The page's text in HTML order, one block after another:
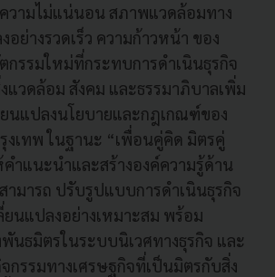
วามไม่แน่นอน สภาพแวดล้อมทาง
อย่างรวดเร็ว ความก้าวหน้า ของ
กรรมใหม่ที่กระทบการดำเนินธุรกิจ
แวดล้อม สังคม และธรรมาภิบาลเพิ่ม
ยนแปลงนโยบายและกฎเกณฑ์ของ
งเทพ ในฐานะ “เพื่อนคู่คิด มิตรคู่
ำแนะนำและสร้างองค์ความรู้ด้าน
ามารถ ปรับรูปแบบการดำเนินธุรกิจ
ยนแปลงอย่างเหมาะสม พร้อม
นธมิตรในระบบนิเวศทางธุรกิจ และ
กรรมทางเศรษฐกิจที่เป็นมิตรกับสิ่ง